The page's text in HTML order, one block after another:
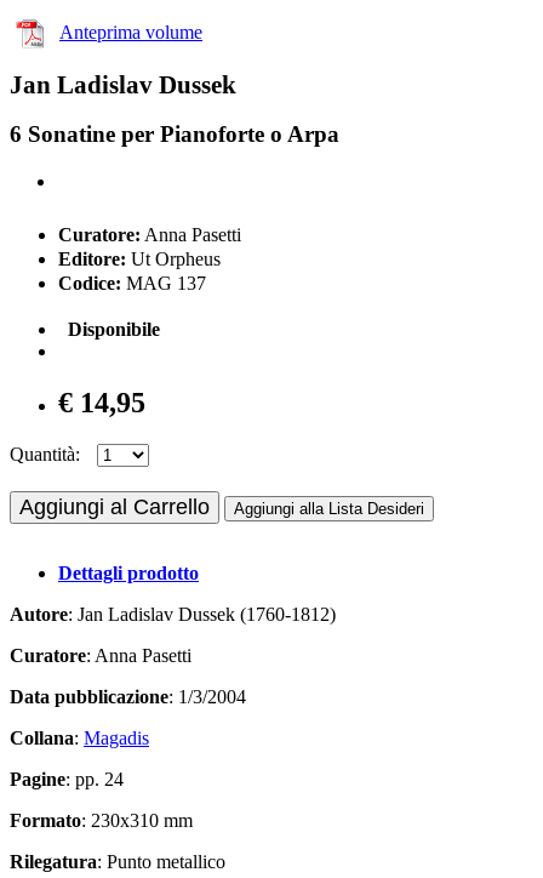
Anteprima volume
Jan Ladislav Dussek
6 Sonatine per Pianoforte o Arpa
Curatore: Anna Pasetti
Editore: Ut Orpheus
Codice: MAG 137
Disponibile
€ 14,95
Quantità:
Aggiungi al Carrello Aggiungi alla Lista Desideri
Dettagli prodotto
Autore: Jan Ladislav Dussek (1760-1812)
Curatore: Anna Pasetti
Data pubblicazione: 1/3/2004
Collana: Magadis
Pagine: pp. 24
Formato: 230x310 mm
Rilegatura: Punto metallico